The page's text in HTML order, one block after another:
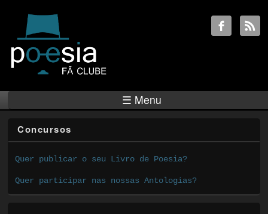
☰ Menu
Concursos
Quer publicar o seu Livro de Poesia?
Quer participar nas nossas Antologias?